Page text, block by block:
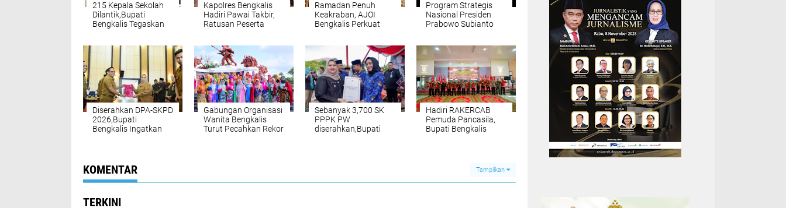
215 Kepala Sekolah
Dilantik,Bupati
Bengkalis Tegaskan
PPDB
Kapolres Bengkalis
Hadiri Pawai Takbir,
Ratusan Peserta
Ramadan Penuh
Keakraban, AJOI
Bengkalis Perkuat
Anggaran
Program Strategis
Nasional Presiden
Prabowo Subianto
Bahan Makanan
Diduga
Terkontaminasi
Berulat
Diserahkan DPA-SKPD
2026,Bupati
Bengkalis Ingatkan
Gabungan Organisasi
Wanita Bengkalis
Turut Pecahkan Rekor
Sebanyak 3,700 SK
PPPK PW
diserahkan,Bupati
Hadiri RAKERCAB
Pemuda Pancasila,
Bupati Bengkalis
KOMENTAR Tampilkan
TERKINI